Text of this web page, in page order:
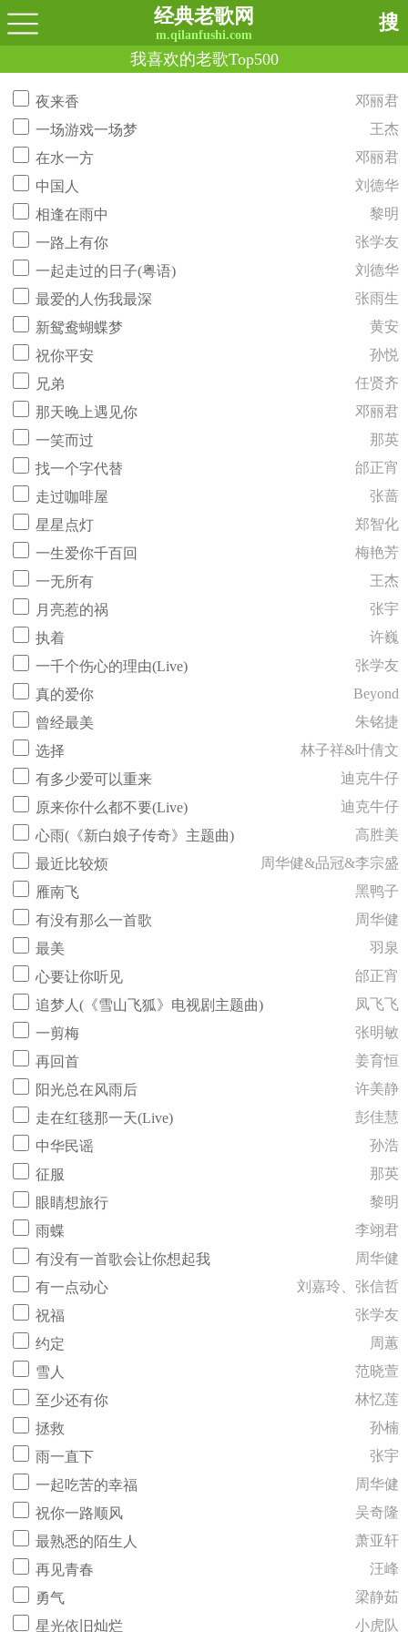
经典老歌网
m.qilanfushi.com
搜
我喜欢的老歌Top500
夜来香
邓丽君
一场游戏一场梦
王杰
在水一方
邓丽君
中国人
刘德华
相逢在雨中
黎明
一路上有你
张学友
一起走过的日子(粤语)
刘德华
最爱的人伤我最深
张雨生
新鸳鸯蝴蝶梦
黄安
祝你平安
孙悦
兄弟
任贤齐
那天晚上遇见你
邓丽君
一笑而过
那英
找一个字代替
邰正宵
走过咖啡屋
张蔷
星星点灯
郑智化
一生爱你千百回
梅艳芳
一无所有
王杰
月亮惹的祸
张宇
执着
许巍
一千个伤心的理由(Live)
张学友
真的爱你
Beyond
曾经最美
朱铭捷
选择
林子祥&叶倩文
有多少爱可以重来
迪克牛仔
原来你什么都不要(Live)
迪克牛仔
心雨(《新白娘子传奇》主题曲)
高胜美
最近比较烦
周华健&品冠&李宗盛
雁南飞
黑鸭子
有没有那么一首歌
周华健
最美
羽泉
心要让你听见
邰正宵
追梦人(《雪山飞狐》电视剧主题曲)
凤飞飞
一剪梅
张明敏
再回首
姜育恒
阳光总在风雨后
许美静
走在红毯那一天(Live)
彭佳慧
中华民谣
孙浩
征服
那英
眼睛想旅行
黎明
雨蝶
李翊君
有没有一首歌会让你想起我
周华健
有一点动心
刘嘉玲、张信哲
祝福
张学友
约定
周蕙
雪人
范晓萱
至少还有你
林忆莲
拯救
孙楠
雨一直下
张宇
一起吃苦的幸福
周华健
祝你一路顺风
吴奇隆
最熟悉的陌生人
萧亚轩
再见青春
汪峰
勇气
梁静茹
星光依旧灿烂
小虎队